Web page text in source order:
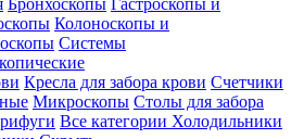
Бронхоскопы Гастроскопы и
Колоноскопы и
Системы
Кресла для забора крови Счетчики
Микроскопы Столы для забора
Все категории Холодильники